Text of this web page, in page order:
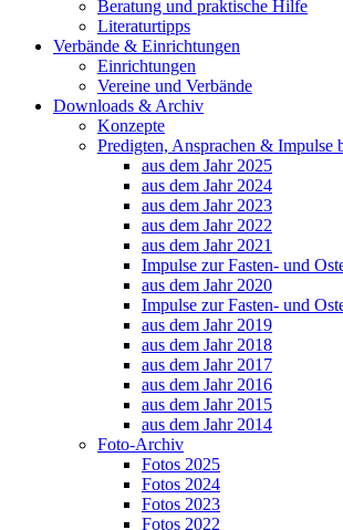
Beratung und praktische Hilfe
Literaturtipps
Verbände & Einrichtungen
Einrichtungen
Vereine und Verbände
Downloads & Archiv
Konzepte
Predigten, Ansprachen & Impulse
aus dem Jahr 2025
aus dem Jahr 2024
aus dem Jahr 2023
aus dem Jahr 2022
aus dem Jahr 2021
Impulse zur Fasten- und
aus dem Jahr 2020
Impulse zur Fasten- und
aus dem Jahr 2019
aus dem Jahr 2018
aus dem Jahr 2017
aus dem Jahr 2016
aus dem Jahr 2015
aus dem Jahr 2014
Foto-Archiv
Fotos 2025
Fotos 2024
Fotos 2023
Fotos 2022